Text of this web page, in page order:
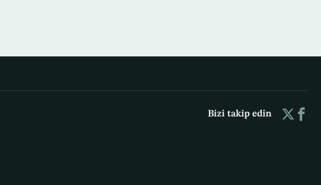
Bizi takip edin